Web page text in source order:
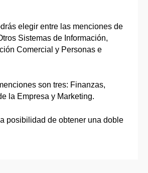
elegir entre las menciones de
Sistemas de Información,
Comercial y Personas e
son tres: Finanzas,
la Empresa y Marketing.
posibilidad de obtener una doble